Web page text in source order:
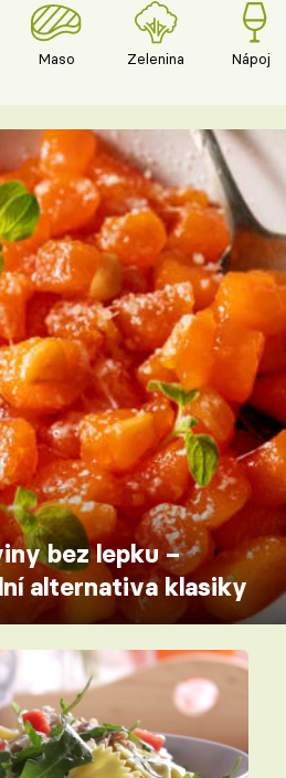
Maso Zelenina Nápoje
bez lepku –
alternativa klasiky